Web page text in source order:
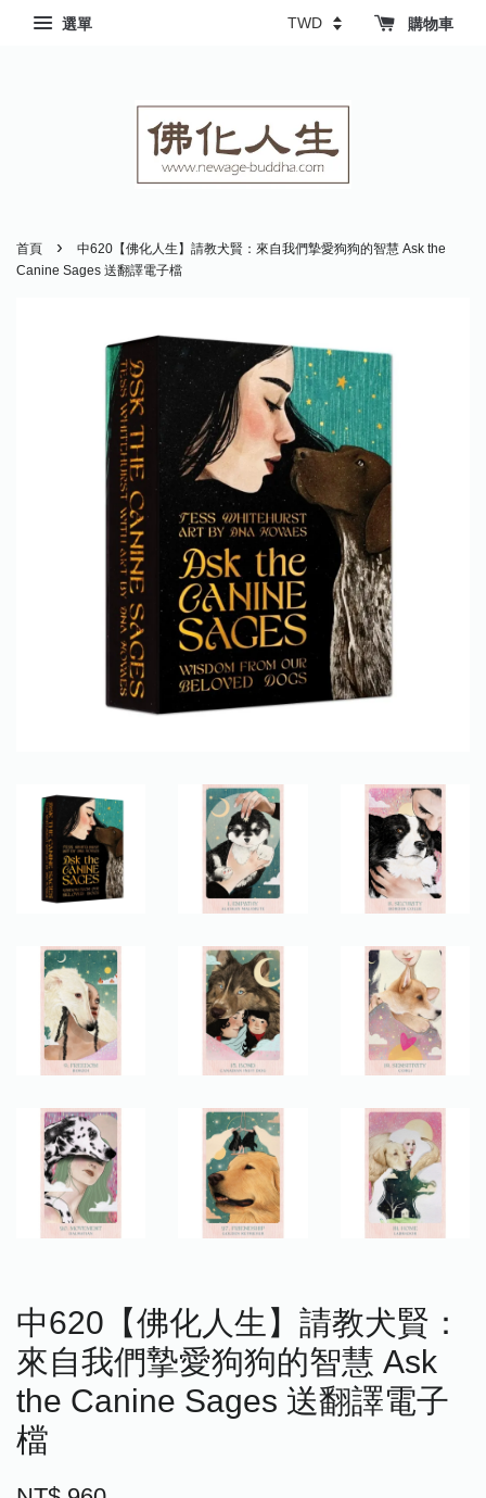
選單 購物車
首頁 ›
中620【佛化人生】請教犬賢：來自我們摯愛狗狗的智慧 Ask the
Canine Sages 送翻譯電子檔
中620【佛化人生】請教犬賢：
來自我們摯愛狗狗的智慧 Ask
the Canine Sages 送翻譯電子
檔